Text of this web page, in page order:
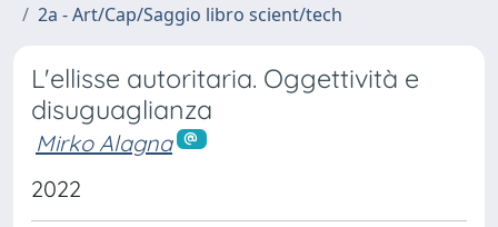
2a - Art/Cap/Saggio libro scient/tech
L'ellisse autoritaria. Oggettività e
disuguaglianza
Mirko Alagna
2022